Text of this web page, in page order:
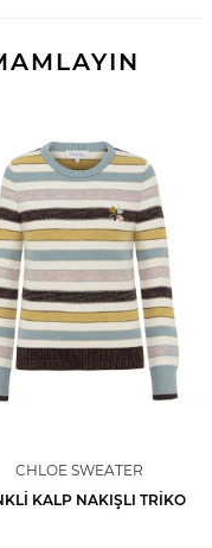
CHLOE SWEATER
KALP NAKIŞLI TRIKO